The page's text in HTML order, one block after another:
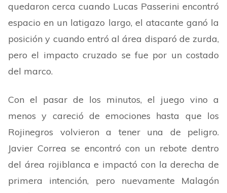
quedaron cerca cuando Lucas Passerini encontró
espacio en un latigazo largo, el atacante ganó la
posición y cuando entró al área disparó de zurda,
pero el impacto cruzado se fue por un costado
del marco.
Con el pasar de los minutos, el juego vino a
menos y careció de emociones hasta que los
Rojinegros volvieron a tener una de peligro.
Javier Correa se encontró con un rebote dentro
del área rojiblanca e impactó con la derecha de
primera intención, pero nuevamente Malagón